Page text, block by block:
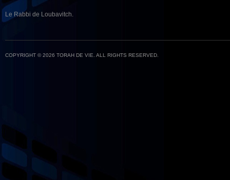
Le Rabbi de Loubavitch.
COPYRIGHT © 2026 TORAH DE VIE. ALL RIGHTS RESERVED.